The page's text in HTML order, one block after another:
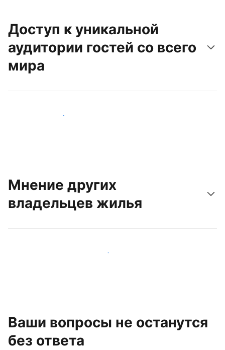
Доступ к уникальной
аудитории гостей со всего
мира
Привлечь новых гостей
Мнение других
владельцев жилья
Присоединиться к другим владельцам жилья
Ваши вопросы не останутся
без ответа